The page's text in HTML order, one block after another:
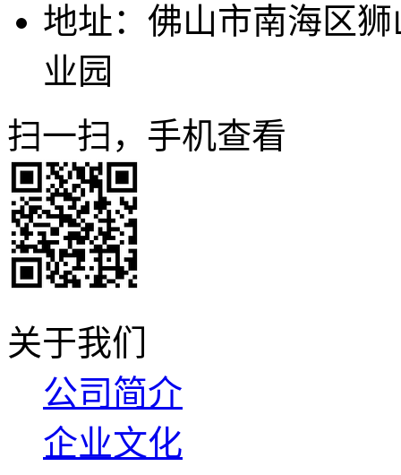
地址：佛山市南海区
业园
扫一扫，手机查看
关于我们
公司简介
企业文化